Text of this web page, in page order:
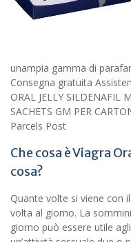
unampia gamma di
Consegna gratuita
ORAL JELLY SILDENAFIL
SACHETS GM PER
Parcels Post
Che cosa è Viagra
cosa?
Quante volte si viene con
volta al giorno. La
giorno può essere utile